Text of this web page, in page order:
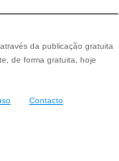
da publicação gratuita
de forma gratuita, hoje
Contacto